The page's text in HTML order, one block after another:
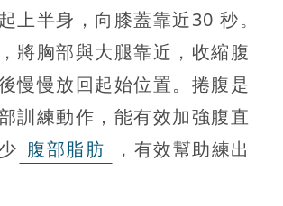
上半身，向膝蓋靠近30 秒。
將胸部與大腿靠近，收縮腹
慢慢放回起始位置。捲腹是
訓練動作，能有效加強腹直
腹部脂肪
，有效幫助練出